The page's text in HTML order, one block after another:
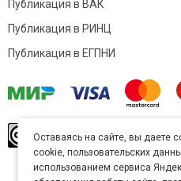
Публикация в ВАК
Публикация в РИНЦ
Публикация в ЕГПНИ
Commons
Оставаясь на сайте, вы даете
cookie, пользовательских
использованием сервиса